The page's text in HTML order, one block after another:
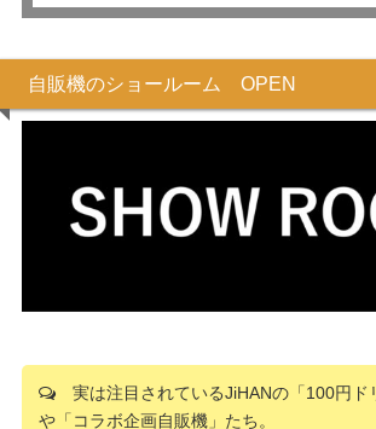
自販機のショールーム OPEN
実は注目されているJiHANの「100円ド
や「コラボ企画自販機」たち。